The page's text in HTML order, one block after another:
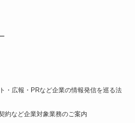
・広報・PRなど企業の情報発信を巡る法
約など企業対象業務のご案内